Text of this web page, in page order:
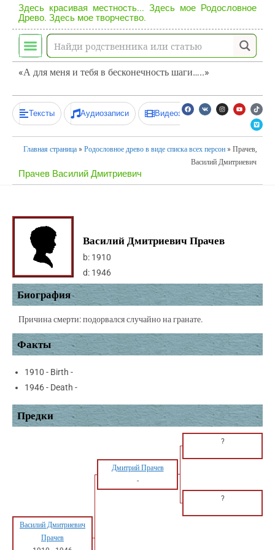
Здесь красивая местность... Здесь мое Родословное
Древо. Здесь мое творчество.
«А для меня и тебя в бесконечность шаги…..»
Тексты Аудиозаписи Видеозаписи
Главная страница » Родословное древо в виде списка всех персон » Прачев,
Василий Дмитриевич
Прачев Василий Дмитриевич
Василий Дмитриевич Прачев
b: 1910
d: 1946
Биография
Причина смерти: подорвался случайно на гранате.
Факты
1910 - Birth -
1946 - Death -
Предки
?
Дмитрий Прачев
-
?
Василий Дмитриевич
Прачев